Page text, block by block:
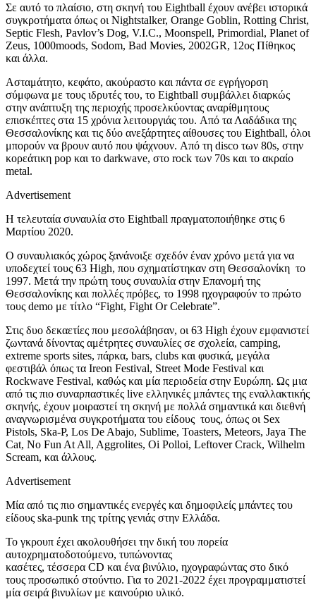
Σε αυτό το πλαίσιο, στη σκηνή του Eightball έχουν ανέβει ιστορικά
συγκροτήματα όπως οι Nightstalker, Orange Goblin, Rotting Christ,
Septic Flesh, Pavlov’s Dog, V.I.C., Moonspell, Primordial, Planet of
Zeus, 1000moods, Sodom, Βad Movies, 2002GR, 12ος Πίθηκος
και άλλα.
Ασταμάτητο, κεφάτο, ακούραστο και πάντα σε εγρήγορση
σύμφωνα με τους ιδρυτές του, το Eightball συμβάλλει διαρκώς
στην ανάπτυξη της περιοχής προσελκύοντας αναρίθμητους
επισκέπτες στα 15 χρόνια λειτουργιάς του. Aπό τα Λαδάδικα της
Θεσσαλονίκης και τις δύο ανεξάρτητες αίθουσες του Eightball, όλοι
μπορούν να βρουν αυτό που ψάχνουν. Aπό τη disco των 80s, στην
κορεάτικη pop και το darkwave, στο rock των 70s και το ακραίο
metal.
Advertisement
Η τελευταία συναυλία στο Eightball πραγματοποιήθηκε στις 6
Μαρτίου 2020.
Ο συναυλιακός χώρος ξανάνοιξε σχεδόν έναν χρόνο μετά για να
υποδεχτεί τους 63 High, που σχηματίστηκαν στη Θεσσαλονίκη το
1997. Μετά την πρώτη τους συναυλία στην Επανομή της
Θεσσαλονίκης και πολλές πρόβες, το 1998 ηχογραφούν το πρώτο
τους demo με τίτλο “Fight, Fight Or Celebrate”.
Στις δυο δεκαετίες που μεσολάβησαν, οι 63 High έχουν εμφανιστεί
ζωντανά δίνοντας αμέτρητες συναυλίες σε σχολεία, camping,
extreme sports sites, πάρκα, bars, clubs και φυσικά, μεγάλα
φεστιβάλ όπως τα Ireon Festival, Street Mode Festival και
Rockwave Festival, καθώς και μία περιοδεία στην Ευρώπη. Ως μια
από τις πιο συναρπαστικές live ελληνικές μπάντες της εναλλακτικής
σκηνής, έχουν μοιραστεί τη σκηνή με πολλά σημαντικά και διεθνή
αναγνωρισμένα συγκροτήματα του είδους τους, όπως οι Sex
Pistols, Ska-P, Los De Abajo, Sublime, Toasters, Meteors, Jaya The
Cat, No Fun At All, Aggrolites, Oi Polloi, Leftover Crack, Wilhelm
Scream, και άλλους.
Advertisement
Μία από τις πιο σημαντικές ενεργές και δημοφιλείς μπάντες του
είδους ska-punk της τρίτης γενιάς στην Ελλάδα.
Το γκρουπ έχει ακολουθήσει την δική του πορεία
αυτοχρηματοδοτούμενο, τυπώνοντας
κασέτες, τέσσερα CD και ένα βινύλιο, ηχογραφώντας στο δικό
τους προσωπικό στούντιο. Για το 2021-2022 έχει προγραμματιστεί
μία σειρά βινυλίων με καινούριο υλικό.